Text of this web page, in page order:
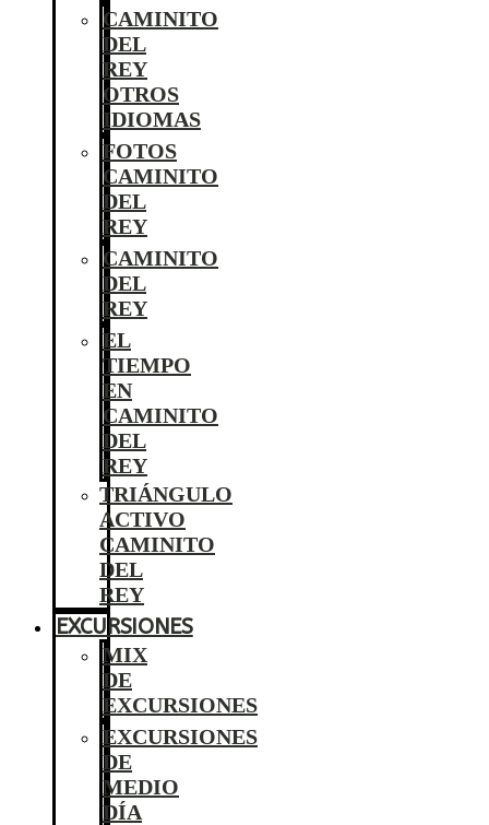
CAMINITO
DEL
REY
OTROS
IDIOMAS
FOTOS
CAMINITO
DEL
REY
CAMINITO
DEL
REY
EL
TIEMPO
EN
CAMINITO
DEL
REY
TRIÁNGULO
ACTIVO
CAMINITO
DEL
REY
EXCURSIONES
MIX
DE
EXCURSIONES
EXCURSIONES
DE
MEDIO
DÍA